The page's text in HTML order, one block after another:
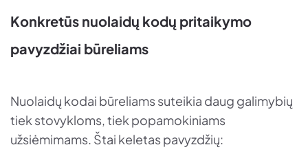
Konkretūs nuolaidų kodų pritaikymo
pavyzdžiai būreliams
Nuolaidų kodai būreliams suteikia daug galimybių
tiek stovykloms, tiek popamokiniams
užsiėmimams. Štai keletas pavyzdžių: